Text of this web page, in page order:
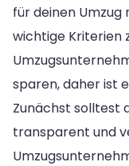
für deinen Umzug
wichtige Kriterien
sparen, daher ist
Zunächst solltest
transparent und